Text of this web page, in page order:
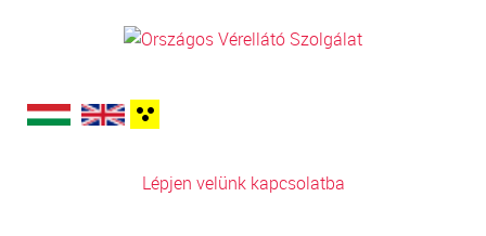
Lépjen velünk kapcsolatba